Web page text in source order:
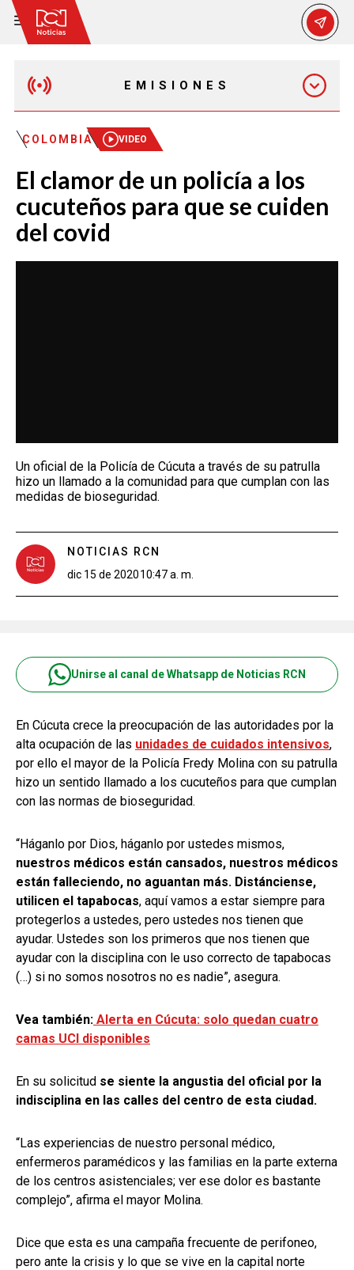
EMISIONES
EMISIÓN 12:30 PM
EMISIÓN 7:00 PM
COLOMBIA VIDEO
El clamor de un policía a los
cucuteños para que se cuiden
del covid
Un oficial de la Policía de Cúcuta a través de su patrulla
hizo un llamado a la comunidad para que cumplan con las
medidas de bioseguridad.
NOTICIAS RCN
dic 15 de 202010:47 a. m.
Unirse al canal de Whatsapp de Noticias RCN
En Cúcuta crece la preocupación de las autoridades por la
alta ocupación de las unidades de cuidados intensivos,
por ello el mayor de la Policía Fredy Molina con su patrulla
hizo un sentido llamado a los cucuteños para que cumplan
con las normas de bioseguridad.
“Háganlo por Dios, háganlo por ustedes mismos,
nuestros médicos están cansados, nuestros médicos
están falleciendo, no aguantan más. Distánciense,
utilicen el tapabocas, aquí vamos a estar siempre para
protegerlos a ustedes, pero ustedes nos tienen que
ayudar. Ustedes son los primeros que nos tienen que
ayudar con la disciplina con le uso correcto de tapabocas
(…) si no somos nosotros no es nadie”, asegura.
Vea también: Alerta en Cúcuta: solo quedan cuatro
camas UCI disponibles
En su solicitud se siente la angustia del oficial por la
indisciplina en las calles del centro de esta ciudad.
“Las experiencias de nuestro personal médico,
enfermeros paramédicos y las familias en la parte externa
de los centros asistenciales; ver ese dolor es bastante
complejo”, afirma el mayor Molina.
Dice que esta es una campaña frecuente de perifoneo,
pero ante la crisis y lo que se vive en la capital norte